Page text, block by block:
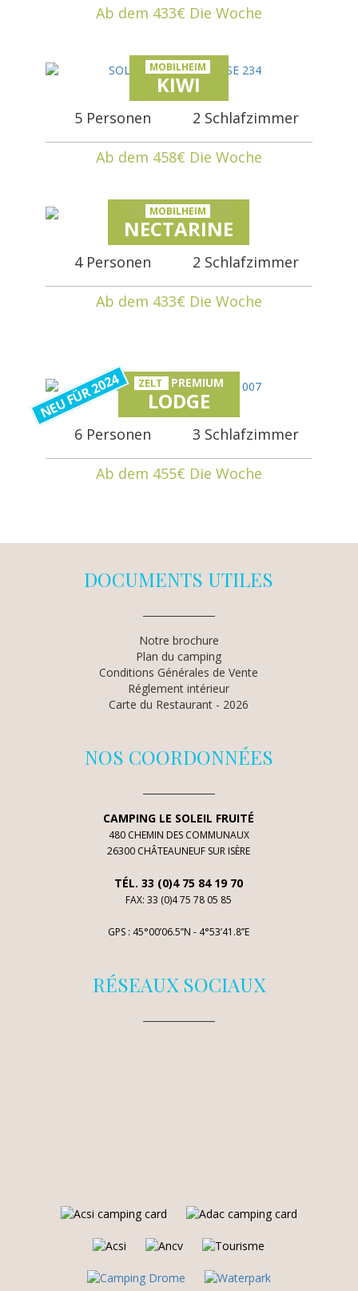
Ab dem 433€ Die Woche
MOBILHEIM
KIWI
5 Personen 2 Schlafzimmer
Ab dem 458€ Die Woche
MOBILHEIM
NECTARINE
4 Personen 2 Schlafzimmer
Ab dem 433€ Die Woche
NEU FÜR 2024 ZELT PREMIUM
LODGE
6 Personen 3 Schlafzimmer
Ab dem 455€ Die Woche
DOCUMENTS UTILES
Notre brochure
Plan du camping
Conditions Générales de Vente
Réglement intérieur
Carte du Restaurant - 2026
NOS COORDONNÉES
CAMPING LE SOLEIL FRUITÉ
480 CHEMIN DES COMMUNAUX
26300 CHÂTEAUNEUF SUR ISÈRE
TÉL. 33 (0)4 75 84 19 70
FAX: 33 (0)4 75 78 05 85
GPS : 45°00’06.5’’N - 4°53’41.8’’E
RÉSEAUX SOCIAUX